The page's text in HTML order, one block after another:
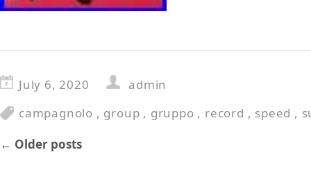
July 6, 2020
admin
campagnolo , group , gruppo , record , speed ,
← Older posts